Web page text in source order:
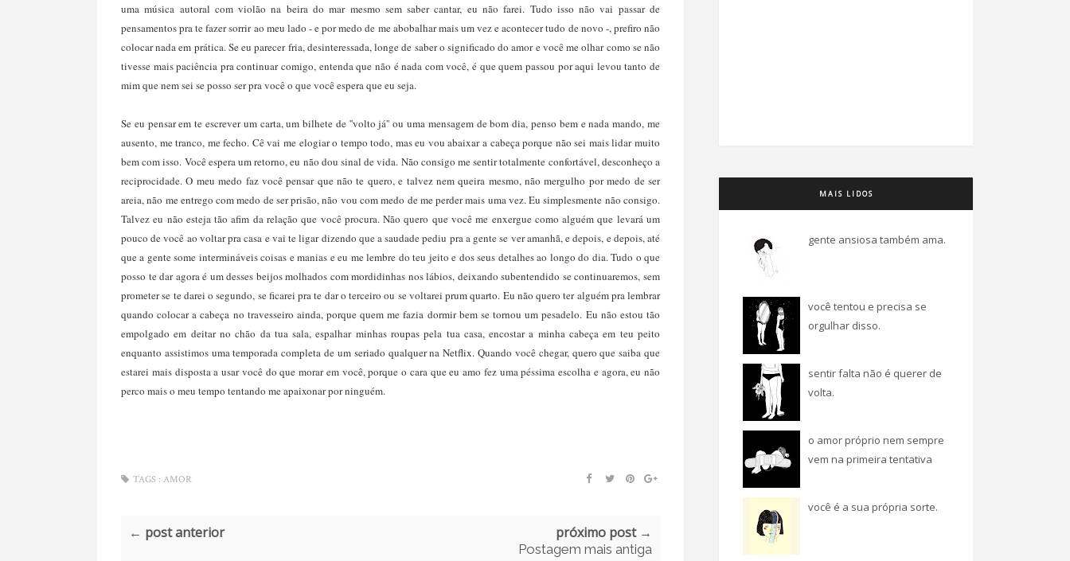
uma música autoral com violão na beira do mar mesmo sem saber cantar, eu não farei. Tudo isso não vai passar de
pensamentos pra te fazer sorrir ao meu lado - e por medo de me abobalhar mais um vez e acontecer tudo de novo -, prefiro não
colocar nada em prática. Se eu parecer fria, desinteressada, longe de saber o significado do amor e você me olhar como se não
tivesse mais paciência pra continuar comigo, entenda que não é nada com você, é que quem passou por aqui levou tanto de
mim que nem sei se posso ser pra você o que você espera que eu seja.
Se eu pensar em te escrever um carta, um bilhete de ''volto já'' ou uma mensagem de bom dia, penso bem e nada mando, me
ausento, me tranco, me fecho. Cê vai me elogiar o tempo todo, mas eu vou abaixar a cabeça porque não sei mais lidar muito
bem com isso. Você espera um retorno, eu não dou sinal de vida. Não consigo me sentir totalmente confortável, desconheço a
reciprocidade. O meu medo faz você pensar que não te quero, e talvez nem queira mesmo, não mergulho por medo de ser
areia, não me entrego com medo de ser prisão, não vou com medo de me perder mais uma vez. Eu simplesmente não consigo.
Talvez eu não esteja tão afim da relação que você procura. Não quero que você me enxergue como alguém que levará um
pouco de você ao voltar pra casa e vai te ligar dizendo que a saudade pediu pra a gente se ver amanhã, e depois, e depois, até
que a gente some intermináveis coisas e manias e eu me lembre do teu jeito e dos seus detalhes ao longo do dia. Tudo o que
posso te dar agora é um desses beijos molhados com mordidinhas nos lábios, deixando subentendido se continuaremos, sem
prometer se te darei o segundo, se ficarei pra te dar o terceiro ou se voltarei prum quarto. Eu não quero ter alguém pra lembrar
quando colocar a cabeça no travesseiro ainda, porque quem me fazia dormir bem se tornou um pesadelo. Eu não estou tão
empolgado em deitar no chão da tua sala, espalhar minhas roupas pela tua casa, encostar a minha cabeça em teu peito
enquanto assistimos uma temporada completa de um seriado qualquer na Netflix. Quando você chegar, quero que saiba que
estarei mais disposta a usar você do que morar em você, porque o cara que eu amo fez uma péssima escolha e agora, eu não
perco mais o meu tempo tentando me apaixonar por ninguém.
TAGS : AMOR
← post anterior próximo post →
Postagem mais antiga
MAIS LIDOS
gente ansiosa também ama.
você tentou e precisa se
orgulhar disso.
sentir falta não é querer de
volta.
o amor próprio nem sempre
vem na primeira tentativa
você é a sua própria sorte.